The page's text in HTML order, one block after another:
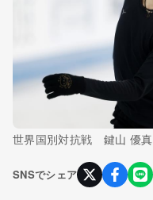
世界国別対抗戦 鍵山 優真
SNSでシェア